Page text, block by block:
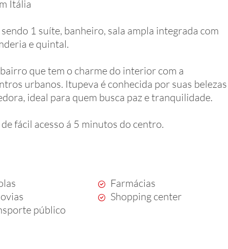
Itália
1 suíte, banheiro, sala ampla integrada com
e quintal.
que tem o charme do interior com a
urbanos. Itupeva é conhecida por suas belezas
ideal para quem busca paz e tranquilidade.
fácil acesso á 5 minutos do centro.
Farmácias
Shopping center
público